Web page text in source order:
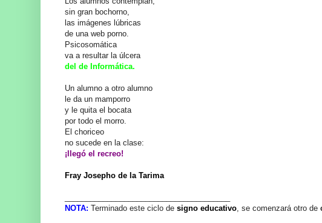
sin gran bochorno,
las imágenes lúbricas
de una web porno.
Psicosomática
va a resultar la úlcera
del de Informática.
Un alumno a otro alumno
le da un mamporro
y le quita el bocata
por todo el morro.
El choriceo
no sucede en la clase:
¡llegó el recreo!
Fray Josepho de la Tarima
NOTA: Terminado este ciclo de signo educativo, se comenzará otro de